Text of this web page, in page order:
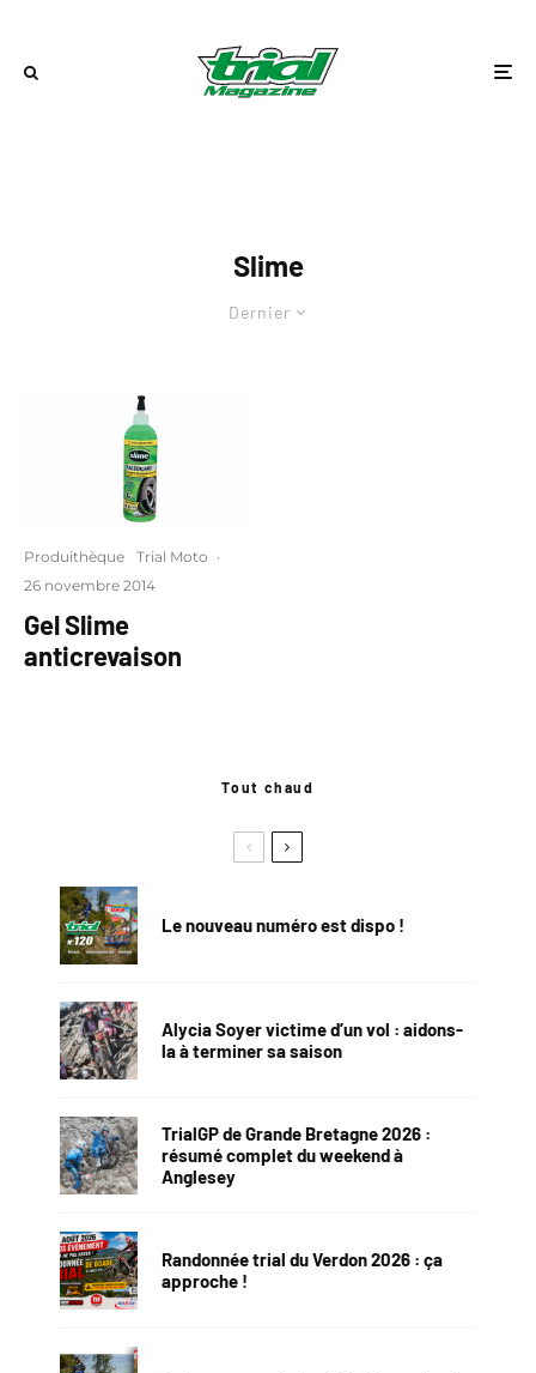
Slime
Dernier
Produithèque Trial Moto ·
26 novembre 2014
Gel Slime
anticrevaison
Tout chaud
Le nouveau numéro est dispo !
Alycia Soyer victime d’un vol : aidons-
la à terminer sa saison
TrialGP de Grande Bretagne 2026 :
résumé complet du weekend à
Anglesey
Randonnée trial du Verdon 2026 : ça
approche !